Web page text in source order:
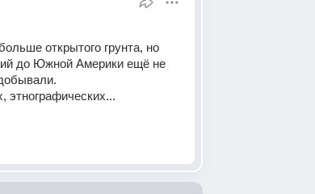
открытого грунта, но
до Южной Америки ещё не
этнографических...